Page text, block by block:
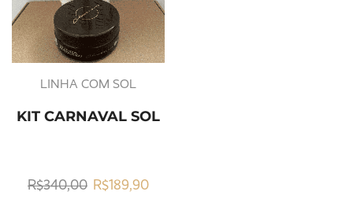
LINHA COM SOL
KIT CARNAVAL SOL
R$340,00 R$189,90